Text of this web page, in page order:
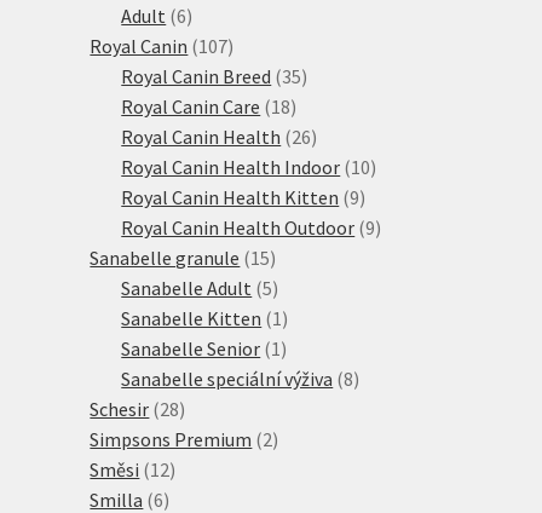
Adult 66
produktů
Royal Canin 107107
produktů
Royal Canin Breed 3535
Royal Canin Care 1818
produktů
Royal Canin Health 2626
produktů
Royal Canin Health Indoor 1010
Royal Canin Health Kitten 99
produktů
Royal Canin Health Outdoor 99
Sanabelle granule 1515
produktů
Sanabelle Adult 55
produktů
Sanabelle Kitten 1 1
produkt
Sanabelle Senior 1 1
produkt
Sanabelle speciální výživa 88
Schesir 2828
produktů
Simpsons Premium 22
Směsi 1212
Smilla 66